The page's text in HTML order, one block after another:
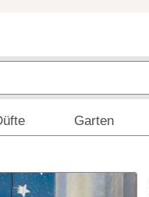
Garten